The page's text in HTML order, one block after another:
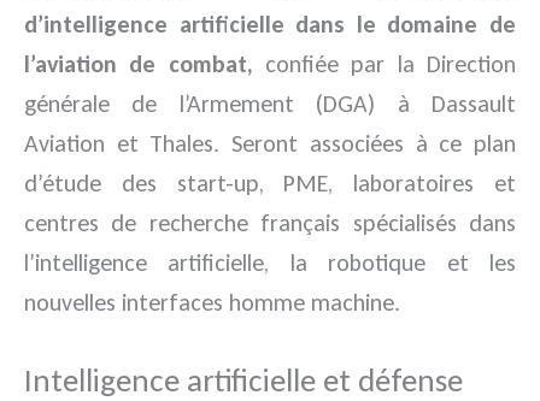
d’intelligence artificielle dans le domaine de
l’aviation de combat, confiée par la Direction
générale de l’Armement (DGA) à Dassault
Aviation et Thales. Seront associées à ce plan
d’étude des start-up, PME, laboratoires et
centres de recherche français spécialisés dans
l’intelligence artificielle, la robotique et les
nouvelles interfaces homme machine.
Intelligence artificielle et défense